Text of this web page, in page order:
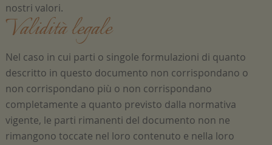
nostri valori.
Validità legale
Nel caso in cui parti o singole formulazioni di quanto
descritto in questo documento non corrispondano o
non corrispondano più o non corrispondano
completamente a quanto previsto dalla normativa
vigente, le parti rimanenti del documento non ne
rimangono toccate nel loro contenuto e nella loro